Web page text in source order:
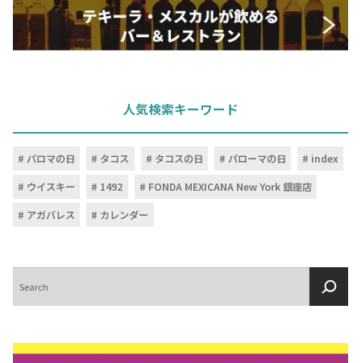
人気検索キーワード
パロマの日 タコス タコスの日 パローマの日
index
ウイスキー
1492
FONDA MEXICANA New York 銀座店
アガバレス
カレンダー
索